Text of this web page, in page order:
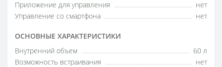
Приложение для управления
нет
Управление со смартфона
нет
ОСНОВНЫЕ ХАРАКТЕРИСТИКИ
Внутренний объем
60 л
Возможность встраивания
нет